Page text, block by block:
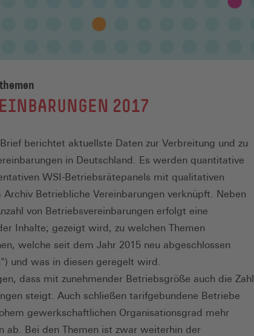
2017
berichtet aktuellste Daten zur Verbreitung und zu
in Deutschland. Es werden quantitative
WSI-Betriebsrätepanels mit qualitativen
Betriebliche Vereinbarungen verknüpft. Neben
von Betriebsvereinbarungen erfolgt eine
Inhalte; gezeigt wird, zu welchen Themen
welche seit dem Jahr 2015 neu abgeschlossen
und was in diesen geregelt wird.
dass mit zunehmender Betriebsgröße auch die Zahl
steigt. Auch schließen tarifgebundene Betriebe
gewerkschaftlichen Organisationsgrad mehr
ab. Bei den Themen ist zwar weiterhin der